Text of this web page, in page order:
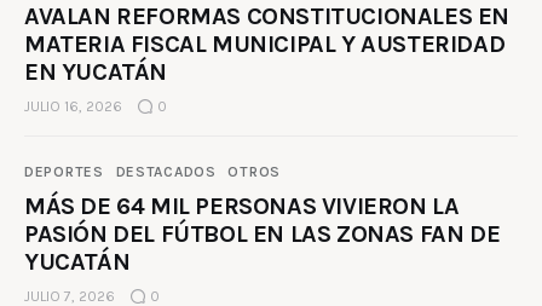
AVALAN REFORMAS CONSTITUCIONALES EN
MATERIA FISCAL MUNICIPAL Y AUSTERIDAD
EN YUCATÁN
JULIO 16, 2026 0
DEPORTES DESTACADOS OTROS
MÁS DE 64 MIL PERSONAS VIVIERON LA
PASIÓN DEL FÚTBOL EN LAS ZONAS FAN DE
YUCATÁN
JULIO 7, 2026 0